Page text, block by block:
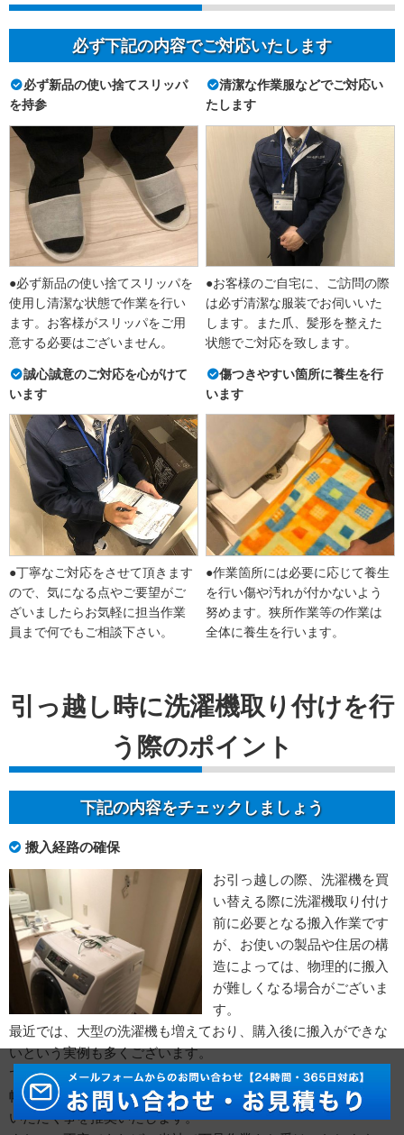
必ず下記の内容でご対応いたします
必ず新品の使い捨てスリッパ
を持参
●必ず新品の使い捨てスリッパを
使用し清潔な状態で作業を行い
ます。お客様がスリッパをご用
意する必要はございません。
清潔な作業服などでご対応い
たします
●お客様のご自宅に、ご訪問の際
は必ず清潔な服装でお伺いいた
します。また爪、髪形を整えた
状態でご対応を致します。
誠心誠意のご対応を心がけて
います
●丁寧なご対応をさせて頂きます
ので、気になる点やご要望がご
ざいましたらお気軽に担当作業
員まで何でもご相談下さい。
傷つきやすい箇所に養生を行
います
●作業箇所には必要に応じて養生
を行い傷や汚れが付かないよう
努めます。狭所作業等の作業は
全体に養生を行います。
引っ越し時に洗濯機取り付けを行
う際のポイント
下記の内容をチェックしましょう
搬入経路の確保
お引っ越しの際、洗濯機を買
い替える際に洗濯機取り付け
前に必要となる搬入作業です
が、お使いの製品や住居の構
造によっては、物理的に搬入
が難しくなる場合がございま
す。
最近では、大型の洗濯機も増えており、購入後に搬入ができな
いという実例も多くございます。
ですので、まずは、搬入経路上の最も狭い箇所と洗濯機の最長
幅をお調べいただき、物理的に入るか入らないかをご確認して
いただく事を推奨いたします。